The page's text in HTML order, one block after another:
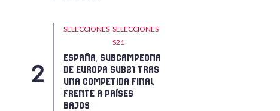
SELECCIONES SELECCIONES
S21
ESPAÑA, SUBCAMPEONA
DE EUROPA SUB21 TRAS
UNA COMPETIDA FINAL
FRENTE A PAÍSES
BAJOS